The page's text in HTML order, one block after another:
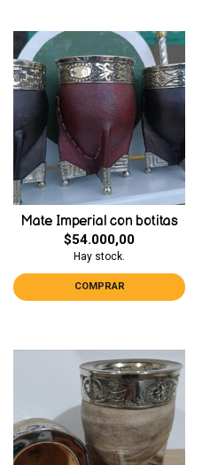
Mate Imperial con botitas
$54.000,00
Hay stock.
COMPRAR